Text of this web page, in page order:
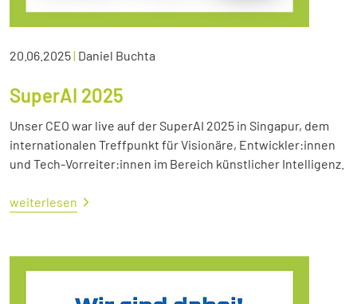
20.06.2025| Daniel Buchta
SuperAI 2025
Unser CEO war live auf der SuperAI 2025 in Singapur, dem
internationalen Treffpunkt für Visionäre, Entwickler:innen
und Tech-Vorreiter:innen im Bereich künstlicher Intelligenz.
weiterlesen